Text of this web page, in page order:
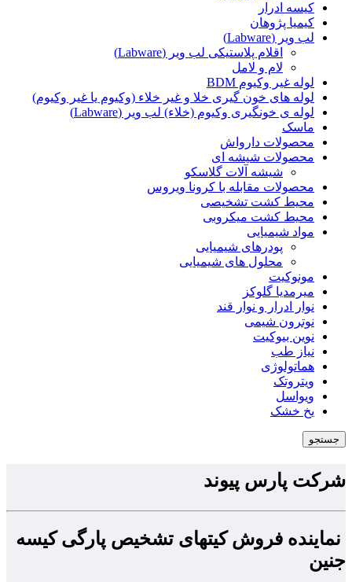
کیسه ادرار
کیمیا پژوهان
لب ویر (Labware)
اقلام پلاستیکی لب ویر (Labware)
لام و لامل
لوله غیر وکیوم BDM
لوله های خون گیری خلا و غیر خلاء (وکیوم یا غیر وکیوم)
لوله ی خونگیری وکیوم (خلاء) لب ویر (Labware)
ماسک
محصولات دارواش
محصولات شیشه ای
شیشه آلات گلاسکو
محصولات مقابله با کرونا ویروس
محیط کشت تشخیصی
محیط کشت میکروبی
مواد شیمیایی
پودرهای شیمیایی
محلول های شیمیایی
مونوکیت
میرمدیا گلوکز
نوار ادرار و نوار قند
نوترون شیمی
نوین بیوکیت
نیاز طب
هماتولوژی
ویتروتک
ویواسل
یخ خشک
جستجو
شرکت پارس پیوند
نماینده فروش کیتهای تشخیص پارگی کیسه
جنین